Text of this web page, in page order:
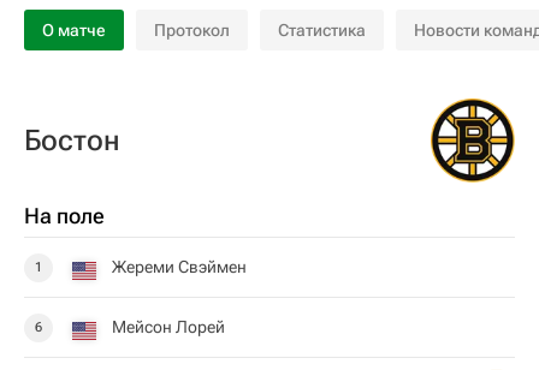
О матче Протокол Статистика Новости
Бостон
На поле
1 Жереми Свэймен
6 Мейсон Лорей